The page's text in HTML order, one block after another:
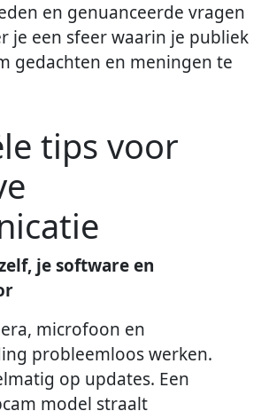
en genuanceerde vragen
je een sfeer waarin je publiek
gedachten en meningen te
tips voor
je software en
microfoon en
probleemloos werken.
op updates. Een
model straalt